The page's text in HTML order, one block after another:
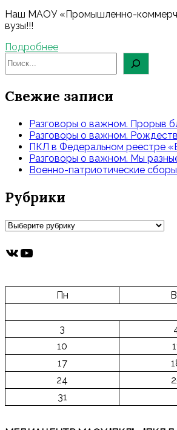
Наш МАОУ «Промышленно-
вузы!!!
Подробнее
Свежие записи
Разговоры о важном. Прорыв
Разговоры о важном.
ПКЛ в Федеральном реестре
Разговоры о важном. Мы
Военно-патриотические сборы
Рубрики
Рубрики
ВКонтакте
YouTube
Пн
3
10
17
24
31